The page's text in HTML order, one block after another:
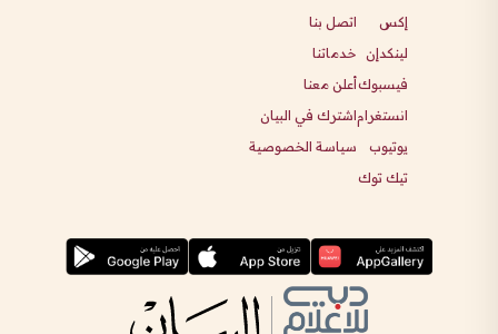
إكس
لينكدإن
فيسبوك
انستغرام
يوتيوب
تيك توك
اتصل بنا
خدماتنا
أعلن معنا
اشترك في البيان
سياسة الخصوصية